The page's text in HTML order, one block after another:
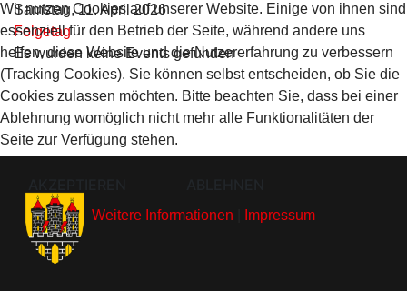
Samstag, 11. April 2026
Folgetag
Es wurden keine Events gefunden
Wir nutzen Cookies auf unserer Website. Einige von ihnen sind
essenziell für den Betrieb der Seite, während andere uns
helfen, diese Website und die Nutzererfahrung zu verbessern
(Tracking Cookies). Sie können selbst entscheiden, ob Sie die
Cookies zulassen möchten. Bitte beachten Sie, dass bei einer
Ablehnung womöglich nicht mehr alle Funktionalitäten der
Seite zur Verfügung stehen.
Weitere Informationen Impressum